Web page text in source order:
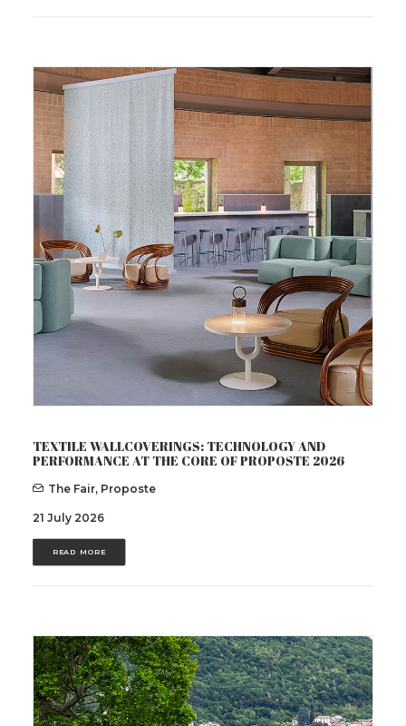
TEXTILE WALLCOVERINGS: TECHNOLOGY AND
PERFORMANCE AT THE CORE OF PROPOSTE 2026
The Fair, Proposte
21 July 2026
READ MORE